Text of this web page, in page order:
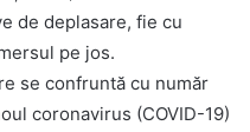
de deplasare, fie cu
pe jos.
se confruntă cu număr
coronavirus (COVID-19)